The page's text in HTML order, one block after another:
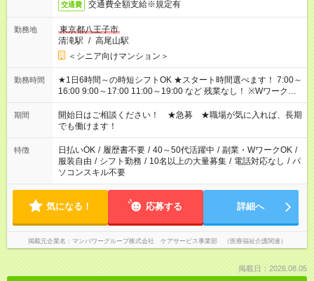
交通費 交通費全額支給※規定有
勤務地
東京都八王子市
清滝駅 / 高尾山駅
＜シニア向けマンション＞
勤務時間
★1日6時間～の時短シフトOK ★スタート時間選べます！ 7:00～
16:00 9:00～17:00 11:00～19:00 など 残業なし！ ※Wワークの
場合、他のお仕事と合わせ週40時間超の就業はご案内できませ
ん ※法令に基づき、週20時間以上勤務は社会保険への加入対象
となります ※労働者派遣法（日雇い派遣の原則禁止）により、
短時間・短期間の就業はご案内が難しい場合があります
期間
開始日はご相談ください！ ★急募 ★職場が気に入れば、長期
でも働けます！
特徴 日払いOK / 履歴書不要 / 40～50代活躍中 / 副業・WワークOK /
服装自由 / シフト勤務 / 10名以上の大量募集 / 電話対応なし / パ
ソコンスキル不要
気になる！ 応募する 詳細へ
掲載元企業名 マンパワーグループ株式会社 ケアサービス事業部 （医療福祉介護関連）
掲載日：2026.08.05